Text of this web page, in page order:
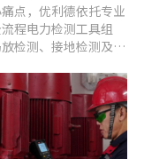
点，优利德依托专业
程电力检测工具组
检测、接地检测及电